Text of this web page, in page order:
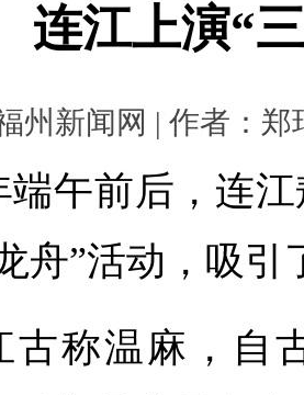
连江上演“
州新闻网 | 作者：郑
端午前后，连
舟”活动，吸
古称温麻，自